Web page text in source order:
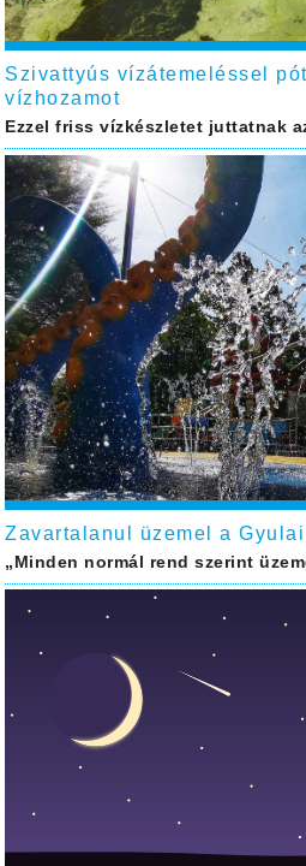
Szivattyús vízátemeléssel
vízhozamot
Ezzel friss vízkészletet juttatnak
Zavartalanul üzemel a
„Minden normál rend szerint